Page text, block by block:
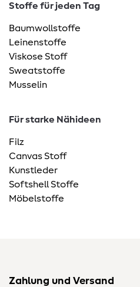
Stoffe für jeden Tag
Baumwollstoffe
Leinenstoffe
Viskose Stoff
Sweatstoffe
Musselin
Für starke Nähideen
Filz
Canvas Stoff
Kunstleder
Softshell Stoffe
Möbelstoffe
Zahlung und Versand